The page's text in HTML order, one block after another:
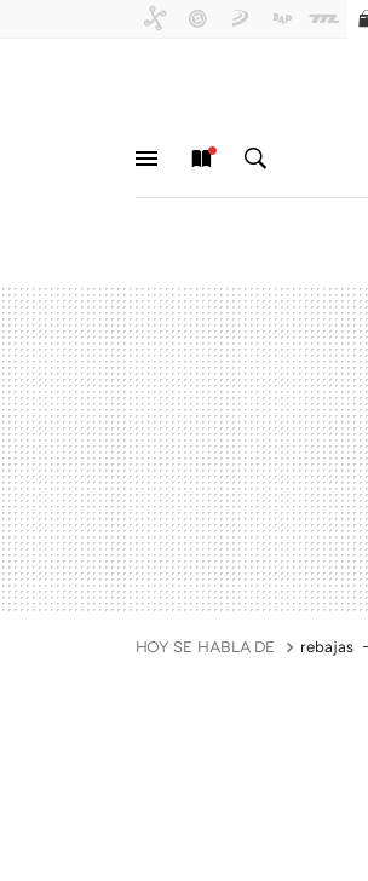
HOY SE HABLA DE rebajas